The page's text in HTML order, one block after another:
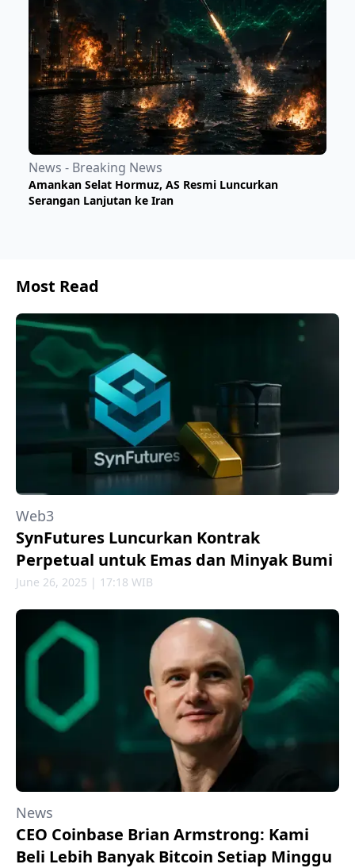
News - Breaking News
Amankan Selat Hormuz, AS Resmi Luncurkan
Serangan Lanjutan ke Iran
Most Read
Web3
SynFutures Luncurkan Kontrak
Perpetual untuk Emas dan Minyak Bumi
June 26, 2025 | 17:18 WIB
News
CEO Coinbase Brian Armstrong: Kami
Beli Lebih Banyak Bitcoin Setiap Minggu